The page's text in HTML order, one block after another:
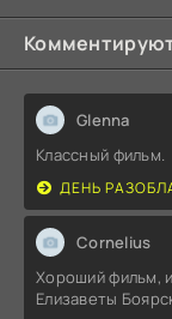
Glenna
Классный фильм.
ДЕНЬ
Cornelius
Хороший фильм,
Елизаветы